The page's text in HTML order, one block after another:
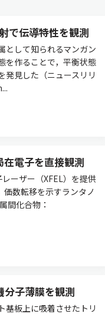
で伝導特性を観測
として知られるマンガン
を作ることで，平衡状態
発見した（ニュースリリ
電子を直接観測
ーザー（XFEL）を提供
価数転移を示すランタノ
間化合物：
分子薄膜を観測
基板上に吸着させたトリ